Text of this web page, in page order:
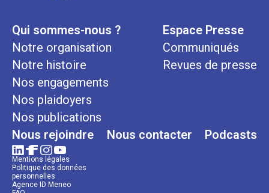
Qui sommes-nous ?
Notre organisation
Notre histoire
Nos engagements
Nos plaidoyers
Nos publications
Espace Presse
Communiqués
Revues de presse
Nous rejoindre Nous contacter Podcasts
Mentions légales
Politique des données
personnelles
Agence ID Meneo